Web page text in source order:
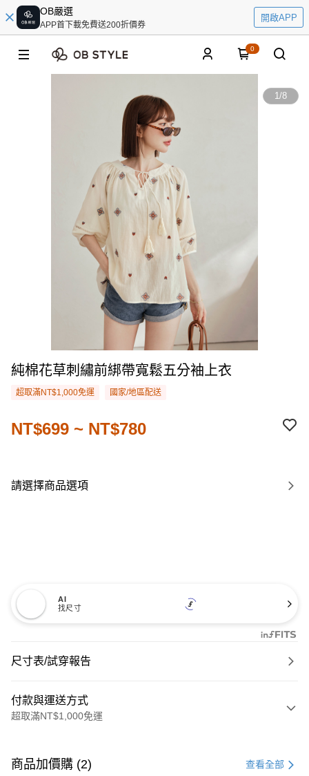
OB嚴選
APP首下載免費送200折價券
開啟APP
0
1/8
純棉花草刺繡前綁帶寬鬆五分袖上衣
超取滿NT$1,000免運 國家/地區配送
NT$699 ~ NT$780
請選擇商品選項
AI
找尺寸
尺寸表/試穿報告
付款與運送方式
超取滿NT$1,000免運
信用卡一次付款
商品加價購 (2) 查看全部